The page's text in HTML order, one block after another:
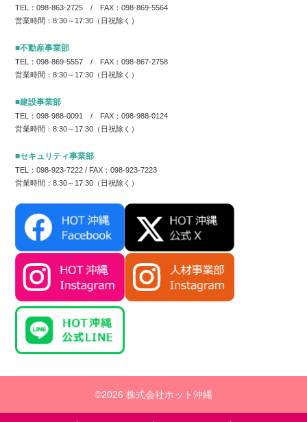
TEL：098-863-2725 / FAX：098-869-5564
営業時間：8:30～17:30（日祝除く）
■不動産事業部
TEL：098-869-5557 / FAX：098-867-2758
営業時間：8:30～17:30（日祝除く）
■建設事業部
TEL：098-988-0091 / FAX：098-988-0124
営業時間：8:30～17:30（日祝除く）
■セキュリティ事業部
TEL：098-923-7222 / FAX：098-923-7223
営業時間：8:30～17:30（日祝除く）
©2026 株式会社ホット沖縄